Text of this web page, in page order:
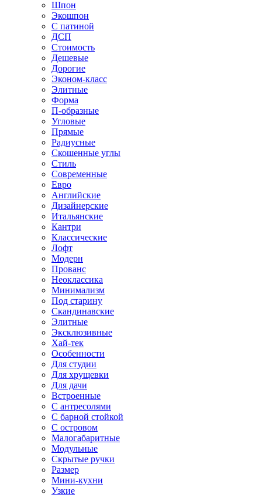
Шпон
Экошпон
С патиной
ДСП
Стоимость
Дешевые
Дорогие
Эконом-класс
Элитные
Форма
П-образные
Угловые
Прямые
Радиусные
Скошенные углы
Стиль
Современные
Евро
Английские
Дизайнерские
Итальянские
Кантри
Классические
Лофт
Модерн
Прованс
Неоклассика
Минимализм
Под старину
Скандинавские
Элитные
Эксклюзивные
Хай-тек
Особенности
Для студии
Для хрущевки
Для дачи
Встроенные
С антресолями
С барной стойкой
С островом
Малогабаритные
Модульные
Скрытые ручки
Размер
Мини-кухни
Узкие